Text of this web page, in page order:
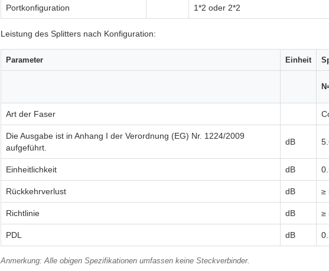
Portkonfiguration 1*2 oder 2*2
Leistung des Splitters nach Konfiguration:
Parameter Einheit
Art der Faser
Die Ausgabe ist in Anhang I der Verordnung (EG) Nr. 1224/2009
aufgeführt.
dB
Einheitlichkeit dB
Rückkehrverlust dB ≥
Richtlinie dB ≥
PDL dB
Anmerkung: Alle obigen Spezifikationen umfassen keine Steckverbinder.